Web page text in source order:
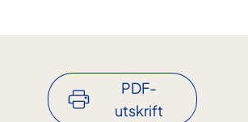
PDF-
utskrift